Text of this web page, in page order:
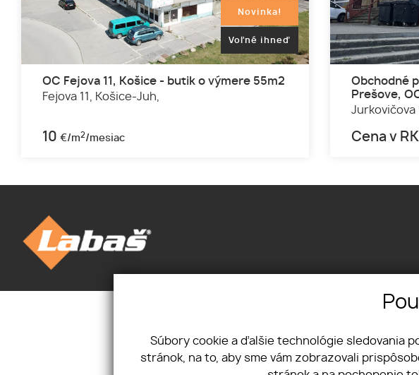
Novinka!
Voľné ihneď
OC Fejova 11, Košice - butik o výmere 55m2
Fejova 11, Košice-Juh,
10 €/m2/mesiac
Obchodné
Prešove,
Jurkovičova
Cena v RK
Mám záujem
Ponúkam
Súbory cookie a ďalšie technológie sledovania
stránok, na to, aby sme vám zobrazovali